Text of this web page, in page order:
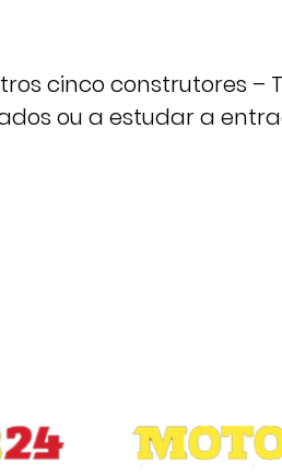
cinco construtores –
ou a estudar a